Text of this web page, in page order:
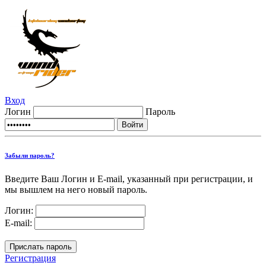
Вход
Логин
Пароль
Забыли пароль?
Введите Ваш Логин и E-mail, указанный при регистрации, и
мы вышлем на него новый пароль.
Логин:
E-mail:
Регистрация